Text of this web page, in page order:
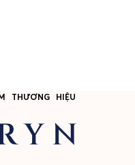
THƯƠNG HIỆU